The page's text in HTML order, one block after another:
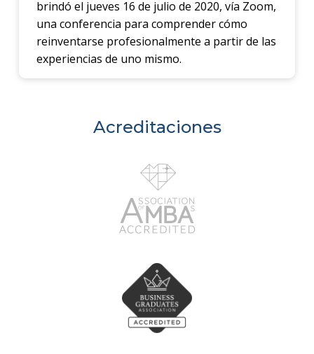
brindó el jueves 16 de julio de 2020, vía Zoom,
una conferencia para comprender cómo
reinventarse profesionalmente a partir de las
experiencias de uno mismo.
Acreditaciones